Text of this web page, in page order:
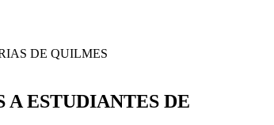
ESTUDIANTES DE